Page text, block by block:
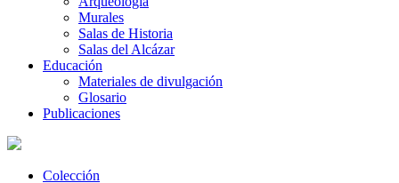
Murales
Salas de Historia
Salas del Alcázar
Educación
Materiales de divulgación
Glosario
Publicaciones
Colección